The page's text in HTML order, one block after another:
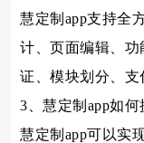
慧定制app支持全
计、页面编辑、
证、模块划分、支
3、慧定制app如何
慧定制app可以实